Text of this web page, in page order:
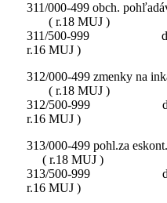
311/000-499 obch.
( r.18 MUJ )
311/500-
r.16 MUJ )
312/000-499
( r.18 MUJ )
312/500-
r.16 MUJ )
313/000-499 pohl.za
( r.18 MUJ )
313/500-
r.16 MUJ )